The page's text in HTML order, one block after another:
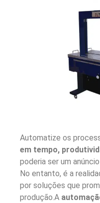
Automatize os
em tempo,
poderia ser um
No entanto, é a
por soluções que
produção.A